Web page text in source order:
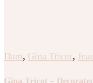
Dam, Gina Tricot,
Gina Tricot –